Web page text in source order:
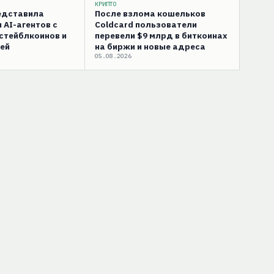
агентов с
и
КРИПТО
После взлома кошельков
Coldcard пользователи
перевели $9 млрд в биткоинах
на биржи и новые адреса
05.08.2026